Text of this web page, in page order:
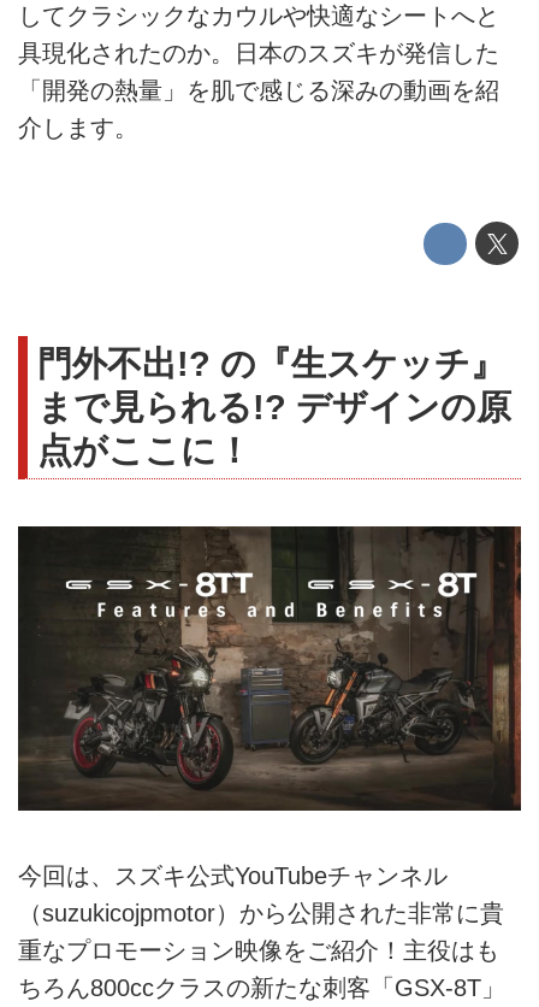
してクラシックなカウルや快適なシートへと
具現化されたのか。日本のスズキが発信した
「開発の熱量」を肌で感じる深みの動画を紹
介します。
門外不出!? の『生スケッチ』
まで見られる!? デザインの原
点がここに！
今回は、スズキ公式YouTubeチャンネル
（suzukicojpmotor）から公開された非常に貴
重なプロモーション映像をご紹介！主役はも
ちろん800ccクラスの新たな刺客「GSX-8T」